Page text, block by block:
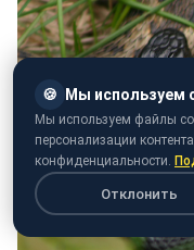
🍪 Мы используем
Мы используем файлы
персонализации
конфиденциальности.
Отклонить